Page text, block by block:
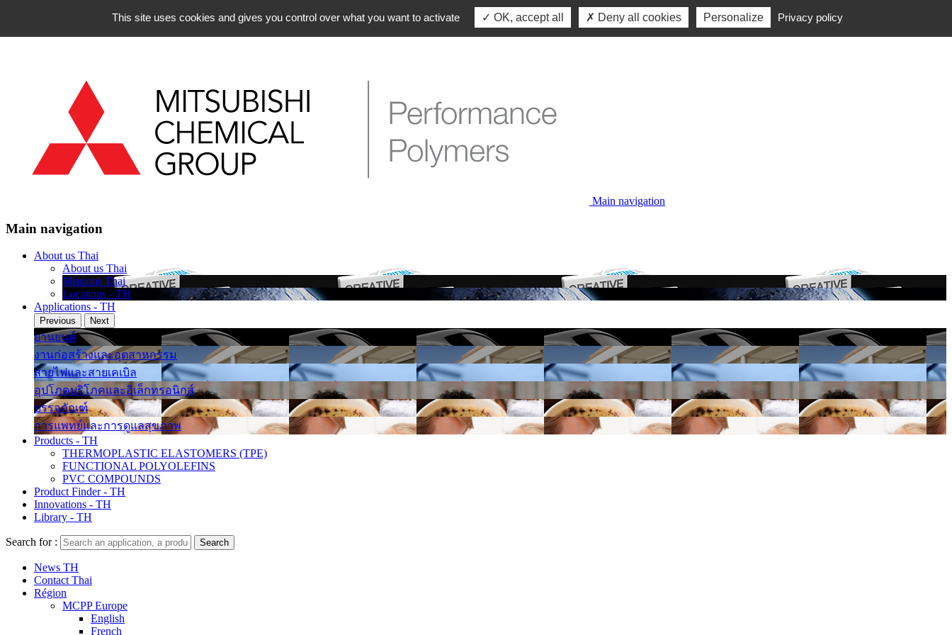
Skip to navigation
Main navigation
Main navigation
About us Thai
About us Thai
Missions Thai
Locations - TH
Applications - TH
Previous Next
ยานยนต์
งานก่อสร้างและอุตสาหกรรม
สายไฟและสายเคเบิล
อุปโภคบริโภคและอิเล็กทรอนิกส์
บรรจุภัณฑ์
การแพทย์และการดูแลสุขภาพ
Products - TH
THERMOPLASTIC ELASTOMERS (TPE)
FUNCTIONAL POLYOLEFINS
PVC COMPOUNDS
Product Finder - TH
Innovations - TH
Library - TH
Search for : Search
News TH
Contact Thai
Région
MCPP Europe
English
French
This site uses cookies and gives you control over what you want to activate OK, accept all Deny all cookies Personalize Privacy policy